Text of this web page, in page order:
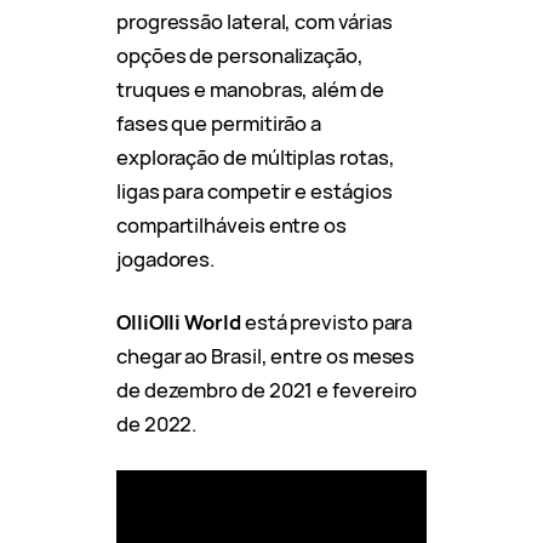
progressão lateral, com várias
opções de personalização,
truques e manobras, além de
fases que permitirão a
exploração de múltiplas rotas,
ligas para competir e estágios
compartilháveis entre os
jogadores.
OlliOlli Worldestá previsto para
chegar ao Brasil, entre os meses
de dezembro de 2021 e fevereiro
de 2022.